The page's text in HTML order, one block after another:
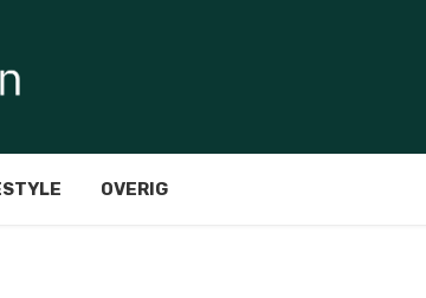
OVERIG